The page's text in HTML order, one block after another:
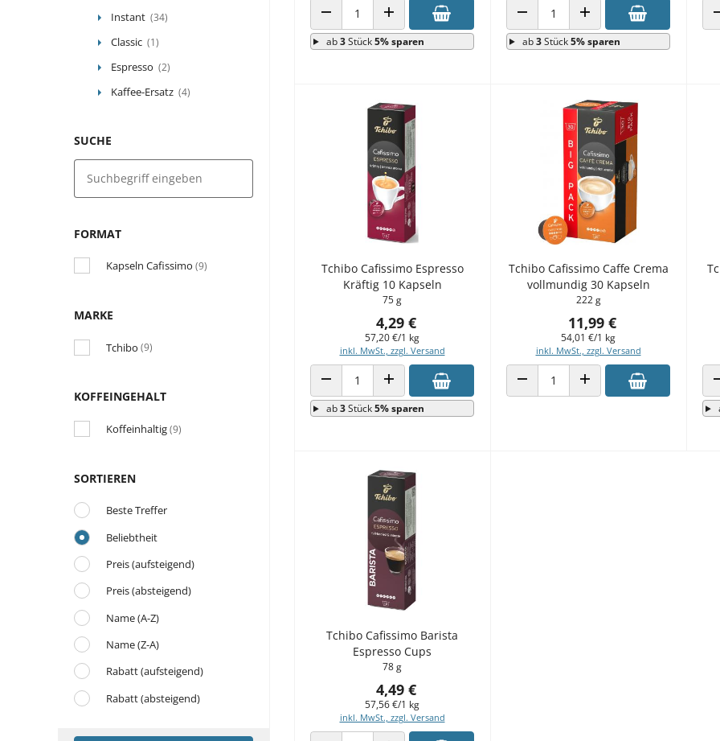
Instant (34)
Classic (1)
Espresso (2)
Kaffee-Ersatz (4)
SUCHE
FORMAT
Kapseln Cafissimo (9)
MARKE
Tchibo (9)
KOFFEINGEHALT
Koffeinhaltig(9)
SORTIEREN
Beste Treffer
Beliebtheit
Preis (aufsteigend)
Preis (absteigend)
Name (A-Z)
Name (Z-A)
Rabatt (aufsteigend)
Rabatt (absteigend)
ANZAHL VERRINGERNANZAHL ERHÖHEN
ab3Stück5% sparen
ANZAHL VERRINGERNANZAHL ERHÖHEN
ab3Stück5% sparen
Tchibo Cafissimo Espresso
Kräftig 10 Kapseln
75 g
4,29 €
57,20 €/1 kg
inkl. MwSt., zzgl. Versand
ANZAHL VERRINGERNANZAHL ERHÖHEN
ab3Stück5% sparen
Tchibo Cafissimo Caffe Crema
vollmundig 30 Kapseln
222 g
11,99 €
54,01 €/1 kg
inkl. MwSt., zzgl. Versand
ANZAHL VERRINGERNANZAHL ERHÖHEN
Tchibo Cafissimo Barista
Espresso Cups
78 g
4,49 €
57,56 €/1 kg
inkl. MwSt., zzgl. Versand